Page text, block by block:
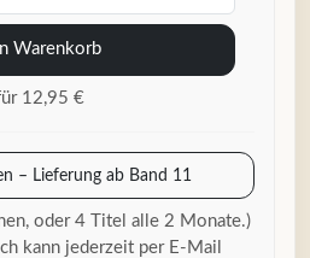
Warenkorb
12,95 €
– Lieferung ab Band 11
oder 4 Titel alle 2 Monate.)
kann jederzeit per E-Mail